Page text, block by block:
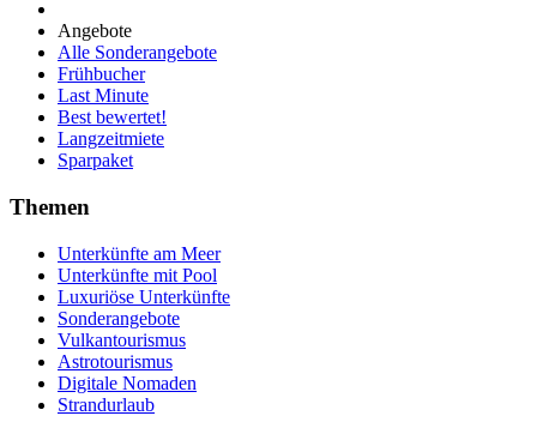
Angebote
Alle Sonderangebote
Frühbucher
Last Minute
Best bewertet!
Langzeitmiete
Sparpaket
Themen
Unterkünfte am Meer
Unterkünfte mit Pool
Luxuriöse Unterkünfte
Sonderangebote
Vulkantourismus
Astrotourismus
Digitale Nomaden
Strandurlaub